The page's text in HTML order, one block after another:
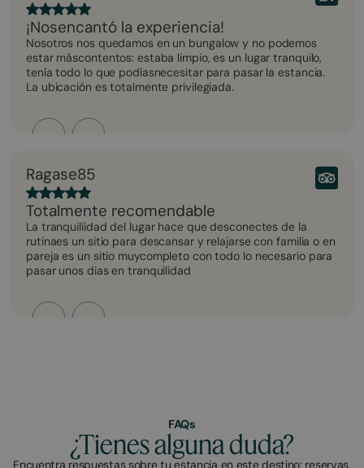
¡Nosencantó la experiencia!
Nosotros nos quedamos en un bungalow y no podemos
estar máscontentos: estaba limpio, es un lugar tranquilo,
tenía todo lo que podíasnecesitar para pasar la estancia.
La ubicación es totalmente privilegiada.
Ragase85
Totalmente recomendable
La tranquiliidad del lugar hace que desconectes de la
rutinaes un sitio para descansar y relajarse con familia o en
pareja es un sitio muycompleto con todo lo necesario para
pasar unos dias en tranquilidad
FAQs
¿Tienes alguna duda?
Encuentra respuestas sobre tu estancia en este destino: reservas,